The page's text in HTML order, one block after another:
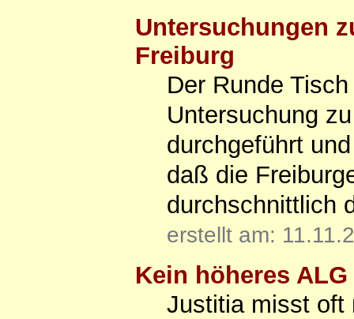
Untersuchungen
Freiburg
Der Runde
Untersuchung
durchgeführt
daß die
durchschnittlich
erstellt am:
Kein höheres
Justitia misst oft